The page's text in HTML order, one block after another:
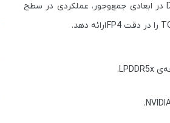
، این رایانه کوچک اما قدرتمند توجه زیادی را به خود جلب کرد. Dell Pro Max GB10 در ابعادی جمع‌وجور، عملکردی در سطح
ارائه دهد.